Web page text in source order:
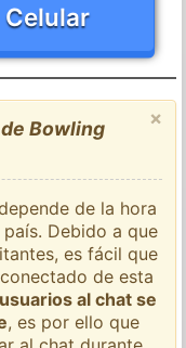
×
Bowling
de la hora
Debido a que
es fácil que
de esta
al chat se
, es por ello que